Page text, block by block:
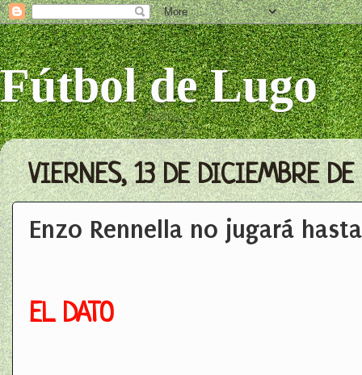
Fútbol de Lugo
VIERNES, 13 DE DICIEMBRE DE
Enzo Rennella no jugará
EL DATO